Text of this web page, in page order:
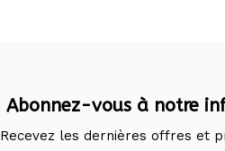
Abonnez-vous à notre
Recevez les dernières offres et